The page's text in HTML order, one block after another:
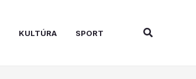
KULTÚRA SPORT Search